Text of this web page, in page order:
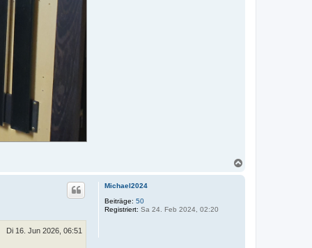
Michael2024
Beiträge: 50
Registriert: Sa 24. Feb 2024, 02:20
Di 16. Jun 2026, 06:51